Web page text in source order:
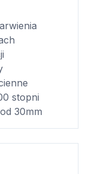
stopni
30mm